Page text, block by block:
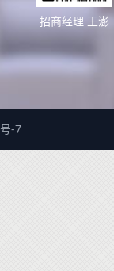
招商经理 王澎
-7